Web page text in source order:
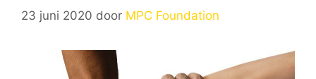
23 juni 2020 door MPC Foundation